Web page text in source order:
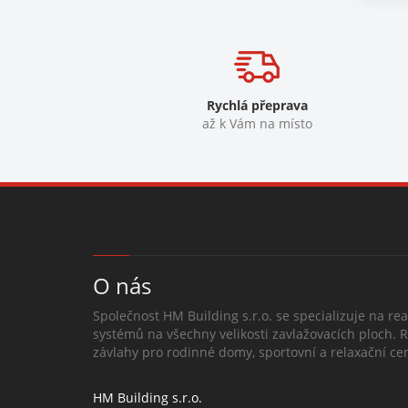
Rychlá přeprava
až k Vám na místo
O nás
Společnost HM Building s.r.o. se specializuje na
systémů na všechny velikosti zavlažovacích ploch.
závlahy pro rodinné domy, sportovní a relaxační
HM Building s.r.o.